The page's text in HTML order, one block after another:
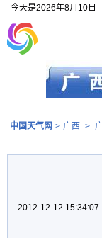
今天是2026年8月10日
中国天气网 > 广西 >
2012-12-12 15:34:07